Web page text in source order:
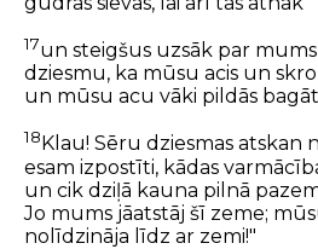
17un steigšus uzsāk par
dziesmu, ka mūsu acis un
un mūsu acu vāki pildās
18 Klau! Sēru dziesmas atskan
esam izpostīti, kādas
un cik dziļā kauna pilnā
Jo mums jāatstāj šī zeme;
nolīdzināja līdz ar zemi!"